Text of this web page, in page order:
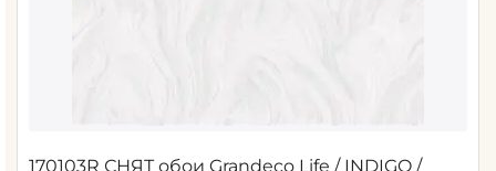
170103R СНЯТ обои Grandeco Life / INDIGO /